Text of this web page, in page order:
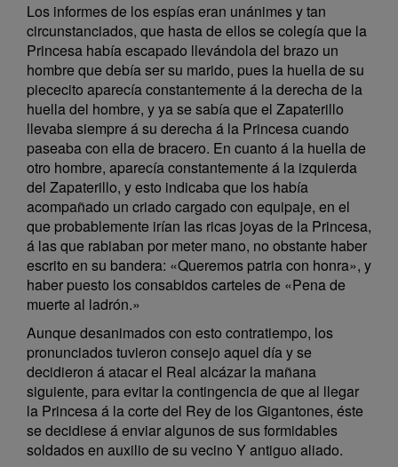
Los informes de los espías eran unánimes y tan
circunstanciados, que hasta de ellos se colegía que la
Princesa había escapado llevándola del brazo un
hombre que debía ser su marido, pues la huella de su
piececito aparecía constantemente á la derecha de la
huella del hombre, y ya se sabía que el Zapaterillo
llevaba siempre á su derecha á la Princesa cuando
paseaba con ella de bracero. En cuanto á la huella de
otro hombre, aparecía constantemente á la izquierda
del Zapaterillo, y esto indicaba que los había
acompañado un criado cargado con equipaje, en el
que probablemente irían las ricas joyas de la Princesa,
á las que rabiaban por meter mano, no obstante haber
escrito en su bandera: «Queremos patria con honra», y
haber puesto los consabidos carteles de «Pena de
muerte al ladrón.»
Aunque desanimados con esto contratiempo, los
pronunciados tuvieron consejo aquel día y se
decidieron á atacar el Real alcázar la mañana
siguiente, para evitar la contingencia de que al llegar
la Princesa á la corte del Rey de los Gigantones, éste
se decidiese á enviar algunos de sus formidables
soldados en auxilio de su vecino Y antiguo aliado.